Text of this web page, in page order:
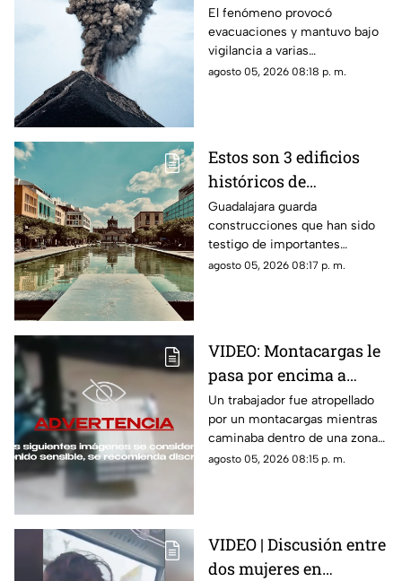
Fuego se calma, pero la
alerta continúa
El fenómeno provocó
evacuaciones y mantuvo bajo
vigilancia a varias
comunidades por el riesgo de
agosto 05, 2026 08:18 p. m.
Estos son 3 edificios
históricos de
Guadalajara que tienes
que conocer al menos
una vez
Guadalajara guarda
construcciones que han sido
testigo de importantes
momentos de la historia de la
agosto 05, 2026 08:17 p. m.
VIDEO: Montacargas le
pasa por encima a
trabajador dentro de
una bodega
Un trabajador fue atropellado
por un montacargas mientras
caminaba dentro de una zona
de trabajo; cámaras de
agosto 05, 2026 08:15 p. m.
VIDEO | Discusión entre
dos mujeres en